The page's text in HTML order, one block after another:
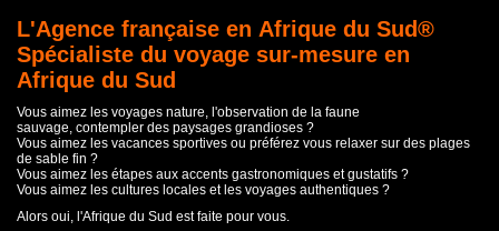
L'Agence française en Afrique du Sud®
Spécialiste du voyage sur-mesure en
Afrique du Sud
Vous aimez les voyages nature, l'observation de la faune
sauvage, contempler des paysages grandioses ?
Vous aimez les vacances sportives ou préférez vous relaxer sur des plages
de sable fin ?
Vous aimez les étapes aux accents gastronomiques et gustatifs ?
Vous aimez les cultures locales et les voyages authentiques ?
Alors oui, l'Afrique du Sud est faite pour vous.